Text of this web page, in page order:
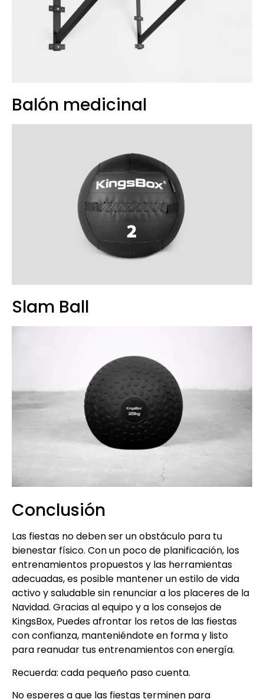
Balón medicinal
Slam Ball
Conclusión
Las fiestas no deben ser un obstáculo para tu
bienestar físico. Con un poco de planificación, los
entrenamientos propuestos y las herramientas
adecuadas, es posible mantener un estilo de vida
activo y saludable sin renunciar a los placeres de la
Navidad. Gracias al equipo y a los consejos de
KingsBox, Puedes afrontar los retos de las fiestas
con confianza, manteniéndote en forma y listo
para reanudar tus entrenamientos con energía.
Recuerda: cada pequeño paso cuenta.
No esperes a que las fiestas terminen para